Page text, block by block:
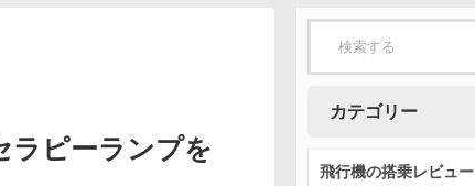
ラピーランプを
カテゴリー
飛行機の搭乗レビュー